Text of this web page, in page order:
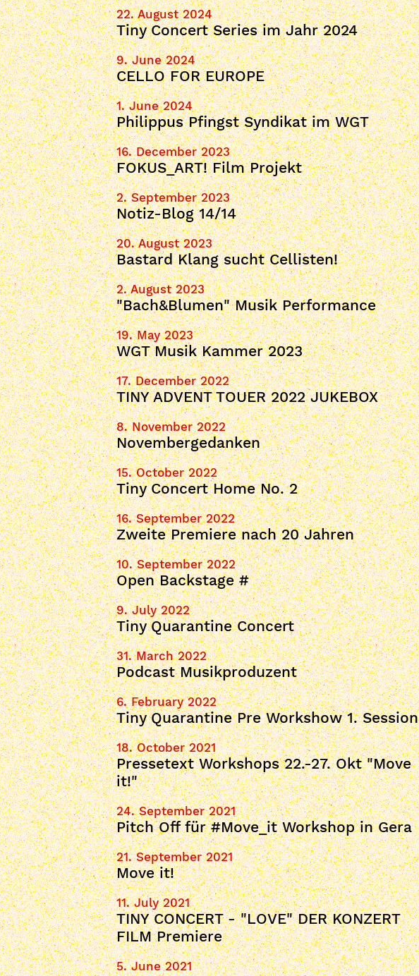
22. August 2024
Tiny Concert Series im Jahr 2024
9. June 2024
CELLO FOR EUROPE
1. June 2024
Philippus Pfingst Syndikat im WGT
16. December 2023
FOKUS_ART! Film Projekt
2. September 2023
Notiz-Blog 14/14
20. August 2023
Bastard Klang sucht Cellisten!
2. August 2023
"Bach&Blumen" Musik Performance
19. May 2023
WGT Musik Kammer 2023
17. December 2022
TINY ADVENT TOUER 2022 JUKEBOX
8. November 2022
Novembergedanken
15. October 2022
Tiny Concert Home No. 2
16. September 2022
Zweite Premiere nach 20 Jahren
10. September 2022
Open Backstage #
9. July 2022
Tiny Quarantine Concert
31. March 2022
Podcast Musikproduzent
6. February 2022
Tiny Quarantine Pre Workshow 1. Session
18. October 2021
Pressetext Workshops 22.-27. Okt "Move
it!"
24. September 2021
Pitch Off für #Move_it Workshop in Gera
21. September 2021
Move it!
11. July 2021
TINY CONCERT - "LOVE" DER KONZERT
FILM Premiere
5. June 2021